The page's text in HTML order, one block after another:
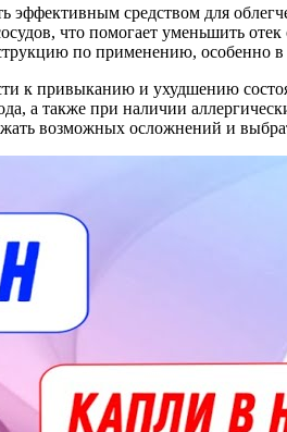
средством для
что помогает уменьшить
по применению, особенно
к привыканию и ухудшению
а также при наличии
возможных осложнений и